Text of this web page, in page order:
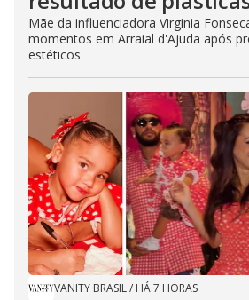
Mãe da influenciadora Virginia
momentos em Arraial d'Ajuda após
estéticos
VANITY BRASIL/ HÁ 7 HORAS